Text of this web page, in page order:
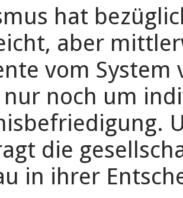
hat
aber
vom
nur noch um
die
in ihrer